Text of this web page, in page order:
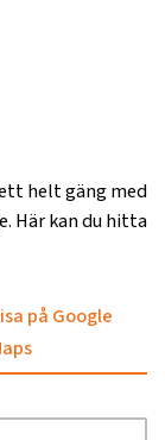
helt gäng med
Här kan du hitta
på Google